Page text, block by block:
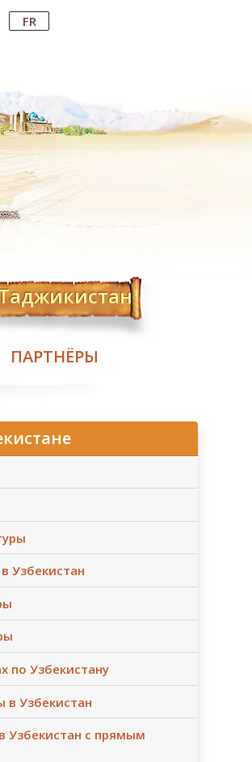
FR
ПАРТНЁРЫ
Узбекистан
по Узбекистану
в Узбекистан
Узбекистан с прямым